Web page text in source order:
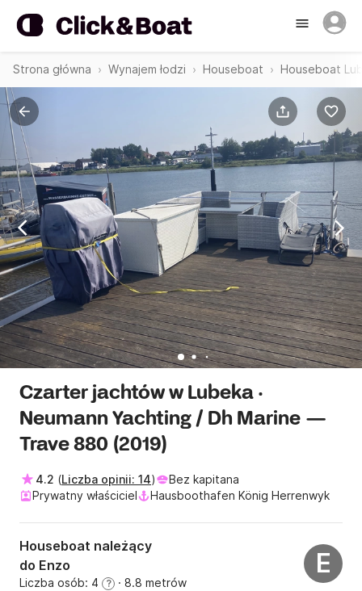
Strona główna Wynajem łodzi Houseboat Houseboat
Czarter jachtów w Lubeka ·
Neumann Yachting / Dh Marine —
Trave 880 (2019)
4.2 (Liczba opinii: 14)
Bez kapitana
Prywatny właściciel
Hausboothafen König Herrenwyk
Houseboat należący
do Enzo
Liczba osób: 4 ? · 8.8 metrów
E